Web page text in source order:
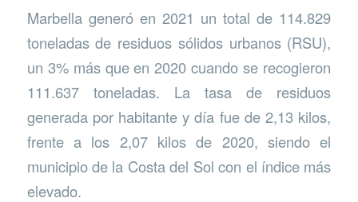
Marbella generó en 2021 un total de 114.829
toneladas de residuos sólidos urbanos (RSU),
un 3% más que en 2020 cuando se recogieron
111.637 toneladas. La tasa de residuos
generada por habitante y día fue de 2,13 kilos,
frente a los 2,07 kilos de 2020, siendo el
municipio de la Costa del Sol con el índice más
elevado.